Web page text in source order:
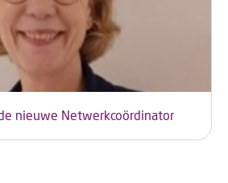
nieuwe Netwerkcoördinator